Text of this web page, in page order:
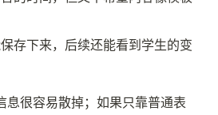
存下来，后续还能看到学生的变
息很容易散掉；如果只靠普通表